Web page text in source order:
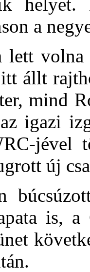
a
lett
állt
mind
igazi
jével
új
is,